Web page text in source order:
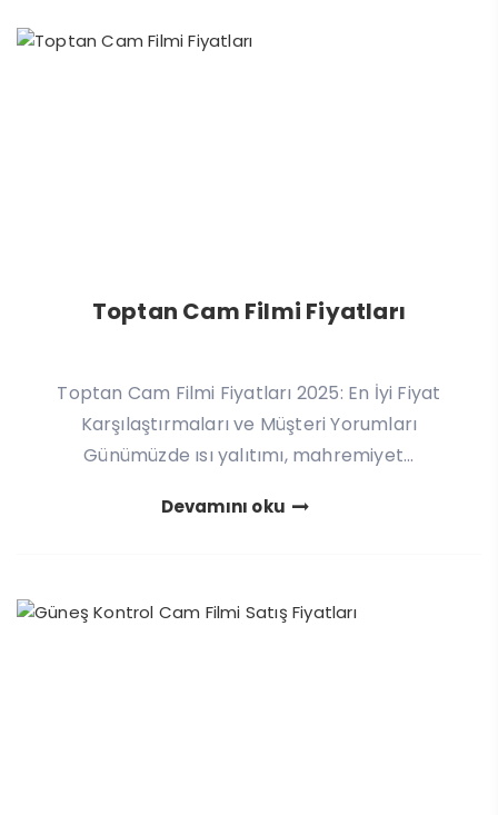
Toptan Cam Filmi Fiyatları
Toptan Cam Filmi Fiyatları 2025: En İyi Fiyat
Karşılaştırmaları ve Müşteri Yorumları
Günümüzde ısı yalıtımı, mahremiyet...
Devamını oku